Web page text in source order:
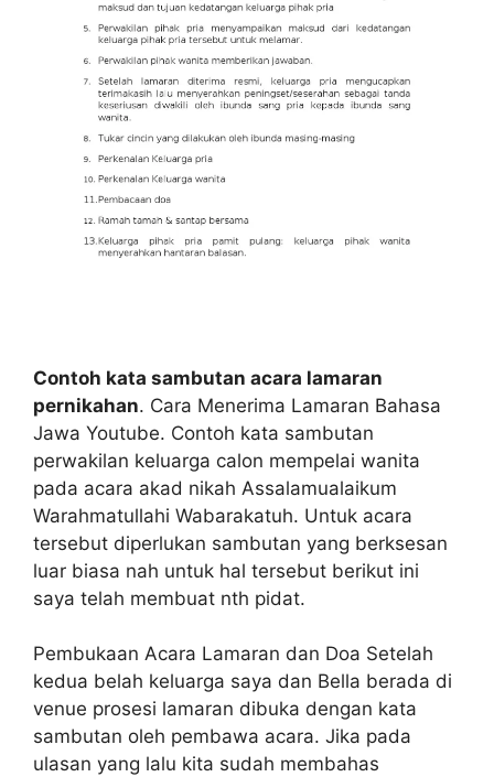
Contoh kata sambutan acara lamaran
pernikahan. Cara Menerima Lamaran Bahasa
Jawa Youtube. Contoh kata sambutan
perwakilan keluarga calon mempelai wanita
pada acara akad nikah Assalamualaikum
Warahmatullahi Wabarakatuh. Untuk acara
tersebut diperlukan sambutan yang berksesan
luar biasa nah untuk hal tersebut berikut ini
saya telah membuat nth pidat.
Pembukaan Acara Lamaran dan Doa Setelah
kedua belah keluarga saya dan Bella berada di
venue prosesi lamaran dibuka dengan kata
sambutan oleh pembawa acara. Jika pada
ulasan yang lalu kita sudah membahas